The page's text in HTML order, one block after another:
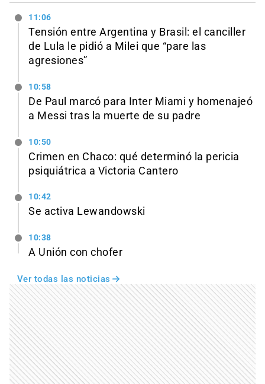
11:06
Tensión entre Argentina y Brasil: el canciller
de Lula le pidió a Milei que “pare las
agresiones”
10:58
De Paul marcó para Inter Miami y homenajeó
a Messi tras la muerte de su padre
10:50
Crimen en Chaco: qué determinó la pericia
psiquiátrica a Victoria Cantero
10:42
Se activa Lewandowski
10:38
A Unión con chofer
Ver todas las noticias